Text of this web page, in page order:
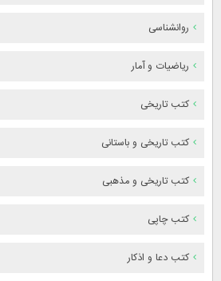
روانشناسی
ریاضیات و آمار
کتب تاریخی
کتب تاریخی و باستانی
کتب تاریخی و مذهبی
کتب چاپی
کتب دعا و اذکار